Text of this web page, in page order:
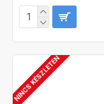
NINCS KÉSZLETEN